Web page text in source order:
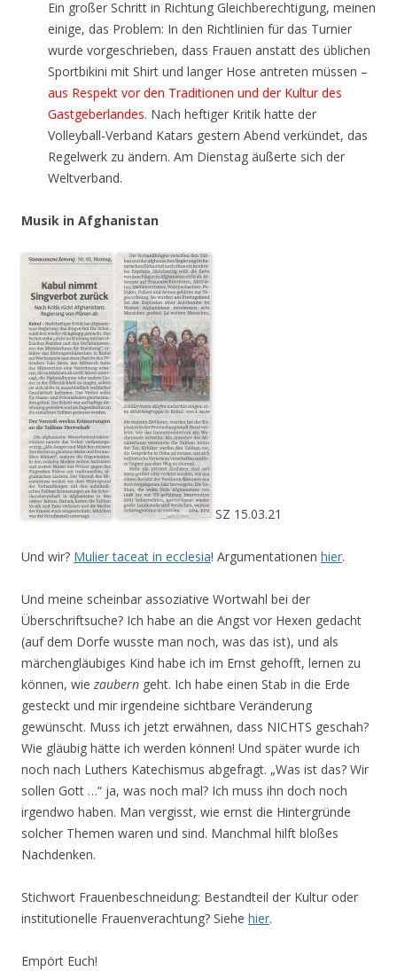
Ein großer Schritt in Richtung Gleichberechtigung, meinen
einige, das Problem: In den Richtlinien für das Turnier
wurde vorgeschrieben, dass Frauen anstatt des üblichen
Sportbikini mit Shirt und langer Hose antreten müssen –
aus Respekt vor den Traditionen und der Kultur des
Gastgeberlandes. Nach heftiger Kritik hatte der
Volleyball-Verband Katars gestern Abend verkündet, das
Regelwerk zu ändern. Am Dienstag äußerte sich der
Weltverband.
Musik in Afghanistan
SZ 15.03.21
Und wir? Mulier taceat in ecclesia! Argumentationen hier.
Und meine scheinbar assoziative Wortwahl bei der
Überschriftsuche? Ich habe an die Angst vor Hexen gedacht
(auf dem Dorfe wusste man noch, was das ist), und als
märchengläubiges Kind habe ich im Ernst gehofft, lernen zu
können, wie zaubern geht. Ich habe einen Stab in die Erde
gesteckt und mir irgendeine sichtbare Veränderung
gewünscht. Muss ich jetzt erwähnen, dass NICHTS geschah?
Wie gläubig hätte ich werden können! Und später wurde ich
noch nach Luthers Katechismus abgefragt. „Was ist das? Wir
sollen Gott …“ ja, was noch mal? Ich muss ihn doch noch
irgendwo haben. Man vergisst, wie ernst die Hintergründe
solcher Themen waren und sind. Manchmal hilft bloßes
Nachdenken.
Stichwort Frauenbeschneidung: Bestandteil der Kultur oder
institutionelle Frauenverachtung? Siehe hier.
Empört Euch!